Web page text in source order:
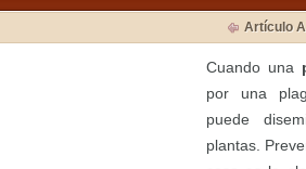
Artículo
Cuando una
por una
puede
plantas.